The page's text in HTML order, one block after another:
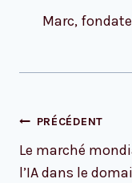
Marc,
Navigation
l’article
PRÉCÉDENT
Le marché
l’IA dans le